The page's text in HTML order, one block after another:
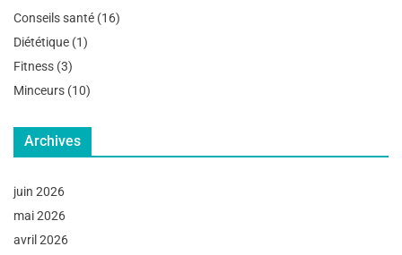
Conseils santé (16)
Diététique (1)
Fitness (3)
Minceurs (10)
Archives
juin 2026
mai 2026
avril 2026